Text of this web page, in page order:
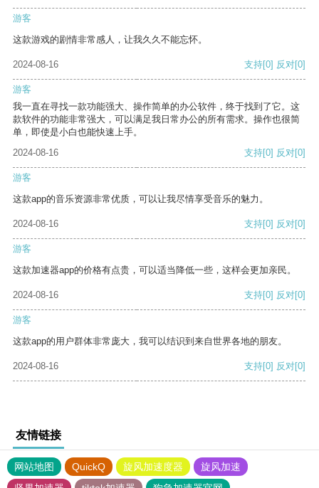
游客
这款游戏的剧情非常感人，让我久久不能忘怀。
2024-08-16 支持[0] 反对[0]
游客
我一直在寻找一款功能强大、操作简单的办公软件，终于找到了它。这
款软件的功能非常强大，可以满足我日常办公的所有需求。操作也很简
单，即使是小白也能快速上手。
2024-08-16
支持[0] 反对[0]
游客
这款app的音乐资源非常优质，可以让我尽情享受音乐的魅力。
2024-08-16 支持[0] 反对[0]
游客
这款加速器app的价格有点贵，可以适当降低一些，这样会更加亲民。
2024-08-16 支持[0] 反对[0]
游客
这款app的用户群体非常庞大，我可以结识到来自世界各地的朋友。
2024-08-16 支持[0] 反对[0]
友情链接
网站地图 QuickQ 旋风加速度器
旋风加速